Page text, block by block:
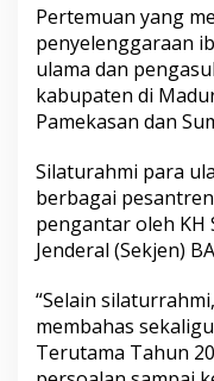
P
r
a
b
o
w
o
a
l
E
a
l
u
a
s
Pertemuan yang
penyelenggaraan
ulama dan
kabupaten di
Pamekasan dan
Silaturahmi para
berbagai
pengantar oleh KH
Jenderal (Sekjen)
“Selain
membahas
Terutama Tahun